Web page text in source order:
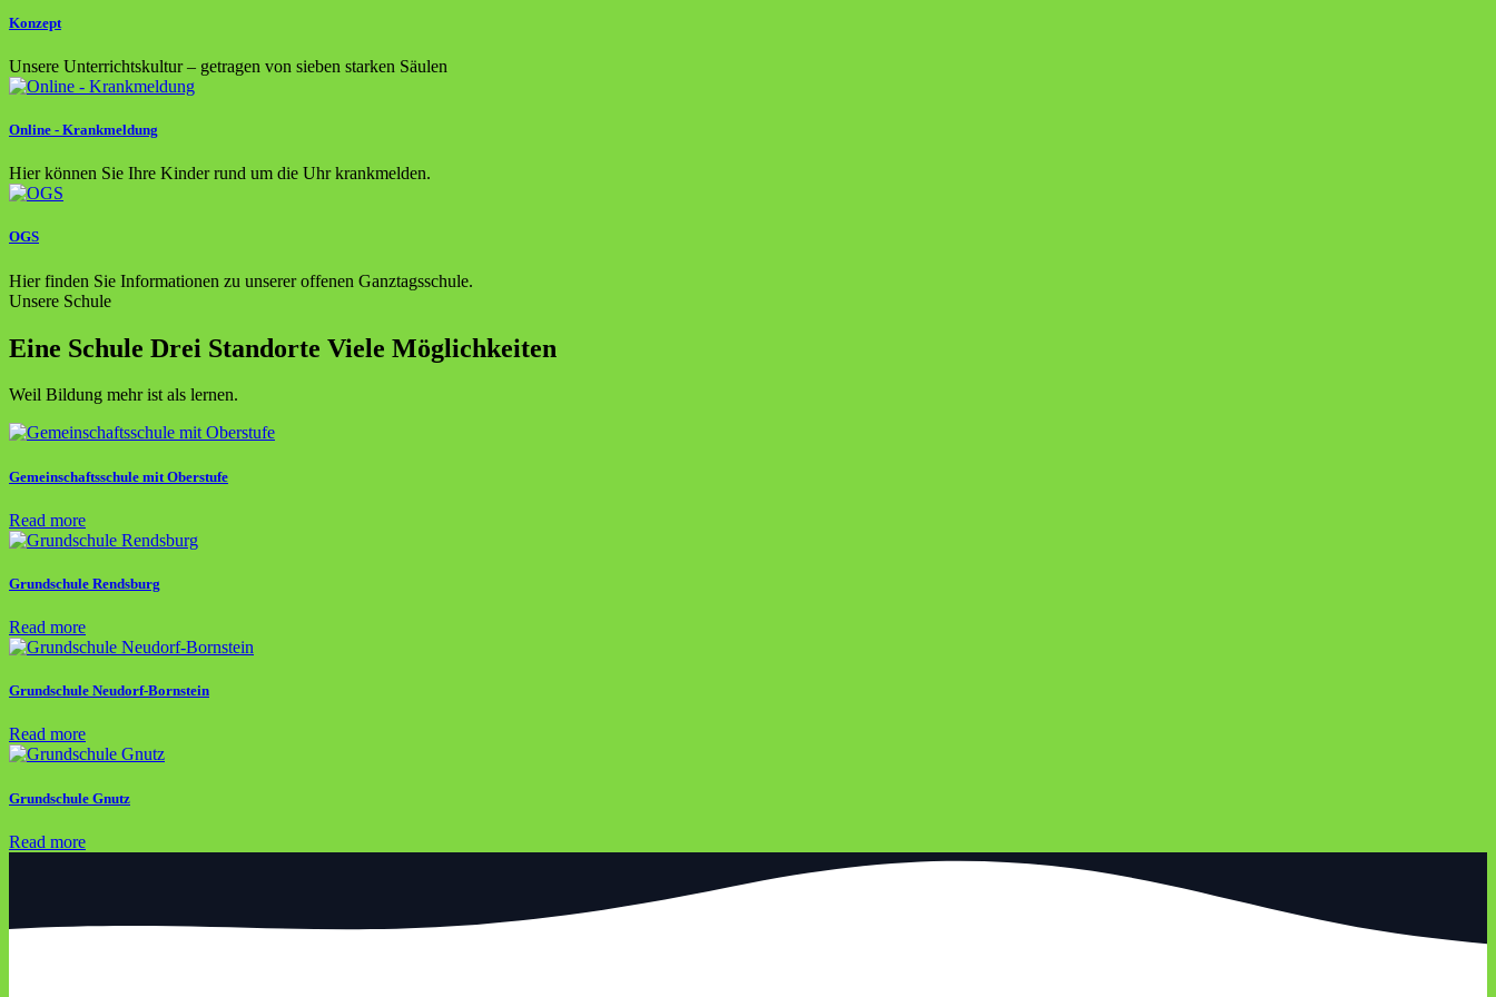
Konzept
Unsere Unterrichtskultur – getragen von sieben starken Säulen
Online - Krankmeldung
Hier können Sie Ihre Kinder rund um die Uhr krankmelden.
OGS
Hier finden Sie Informationen zu unserer offenen Ganztagsschule.
Unsere Schule
Eine Schule Drei Standorte Viele Möglichkeiten
Weil Bildung mehr ist als lernen.
Gemeinschaftsschule mit Oberstufe
Read more
Grundschule Rendsburg
Read more
Grundschule Neudorf-Bornstein
Read more
Grundschule Gnutz
Read more